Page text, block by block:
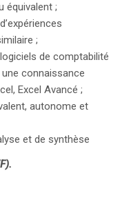
équivalent ;
;
de comptabilité
connaissance
Excel Avancé ;
autonome et
et de synthèse